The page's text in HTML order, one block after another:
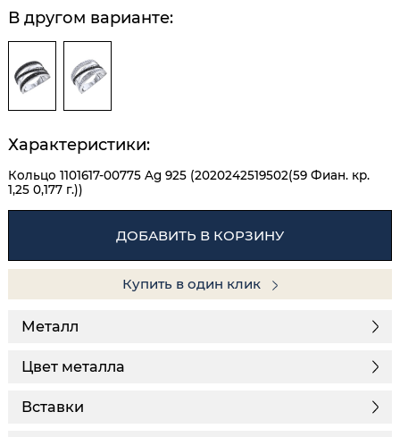
В другом варианте:
Характеристики:
Кольцо 1101617-00775 Ag 925 (2020242519502(59 Фиан. кр.
1,25 0,177 г.))
ДОБАВИТЬ В КОРЗИНУ
Купить в один клик
Металл
Цвет металла
Вставки